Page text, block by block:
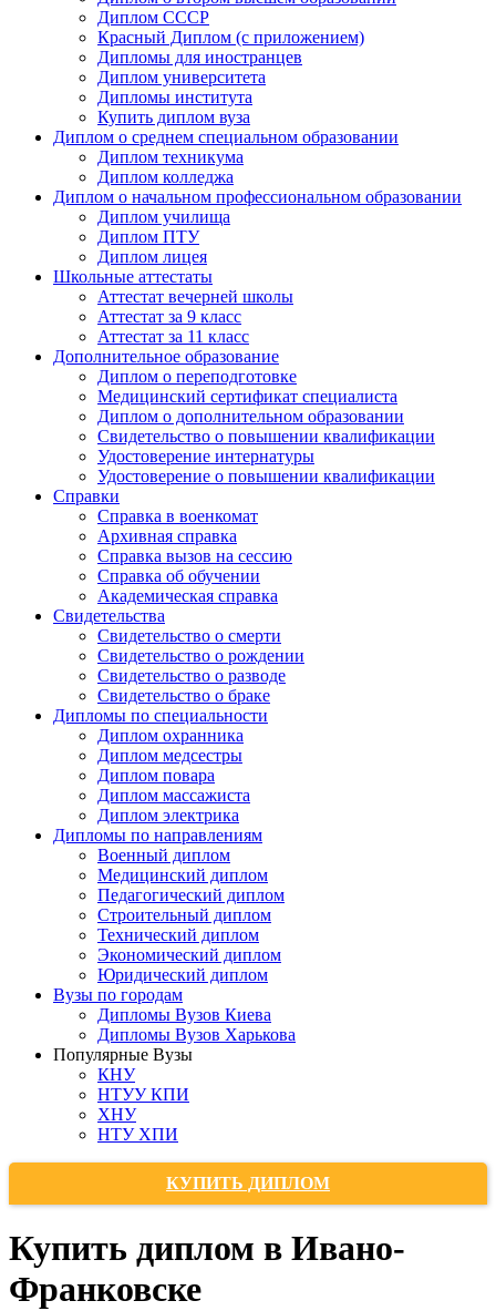
Диплом СССР
Красный Диплом (с приложением)
Дипломы для иностранцев
Диплом университета
Дипломы института
Купить диплом вуза
Диплом о среднем специальном образовании
Диплом техникума
Диплом колледжа
Диплом о начальном профессиональном oбразовании
Диплом училища
Диплом ПТУ
Диплом лицея
Школьные аттестаты
Аттестат вечерней школы
Аттестат за 9 класс
Аттестат за 11 класс
Дополнительное образование
Диплом о переподготовке
Медицинский сертификат специалиста
Диплом о дополнительном образовании
Свидетельство о повышении квалификации
Удостоверение интернатуры
Удостоверение о повышении квалификации
Справки
Справка в военкомат
Архивная справка
Справка вызов на сессию
Справка об обучении
Академическая справка
Свидетельства
Свидетельство о смерти
Свидетельство о рождении
Свидетельство о разводе
Свидетельство о браке
Дипломы по специальности
Диплом охранника
Диплом медсестры
Диплом повара
Диплом массажиста
Диплом электрика
Дипломы по направлениям
Военный диплом
Медицинский диплом
Педагогический диплом
Строительный диплом
Технический диплом
Экономический диплом
Юридический диплом
Вузы по городам
Дипломы Вузов Киева
Дипломы Вузов Харькова
Популярные Вузы
КНУ
НТУУ КПИ
ХНУ
НТУ ХПИ
КУПИТЬ ДИПЛОМ
Купить диплом в Ивано-
Франковске